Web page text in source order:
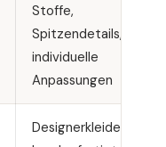
Stoffe,
Spitzendetails,
individuelle
Anpassungen
Designerkleider,